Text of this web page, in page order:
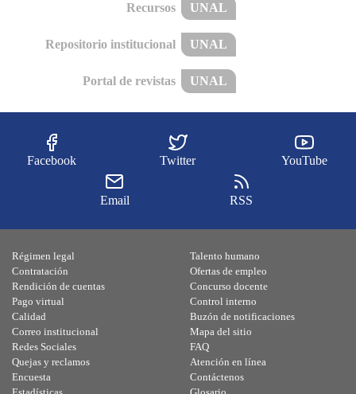
Recursos UNAL
Repositorio institucional UNAL
Portal de revistas UNAL
Facebook Twitter YouTube
Email RSS
Régimen legal
Contratación
Rendición de cuentas
Pago virtual
Calidad
Talento humano
Ofertas de empleo
Concurso docente
Control interno
Buzón de notificaciones
Correo institucional
Redes Sociales
Quejas y reclamos
Encuesta
Mapa del sitio
FAQ
Atención en línea
Contáctenos